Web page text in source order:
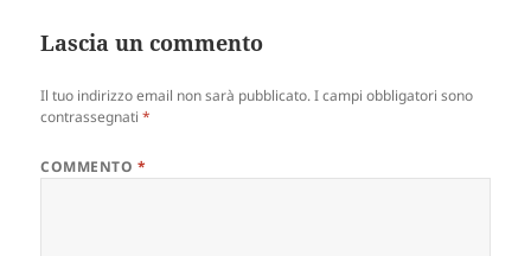
Lascia un commento
Il tuo indirizzo email non sarà pubblicato. I campi obbligatori sono
contrassegnati*
COMMENTO *